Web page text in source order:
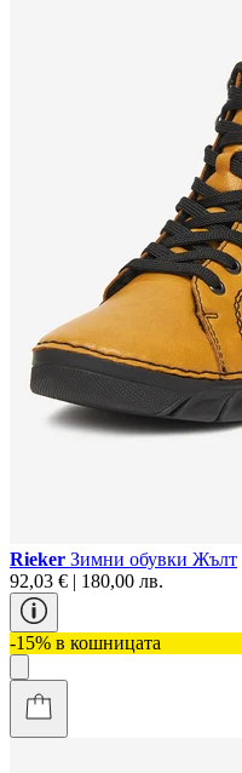
Rieker Зимни обувки Жълт
92,03 € | 180,00 лв.
-15% в кошницата